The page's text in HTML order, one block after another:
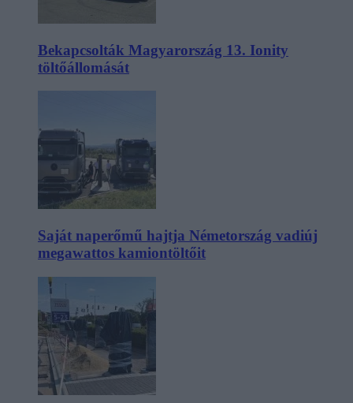
Bekapcsolták Magyarország 13. Ionity
töltőállomását
Saját naperőmű hajtja Németország vadiúj
megawattos kamiontöltőit